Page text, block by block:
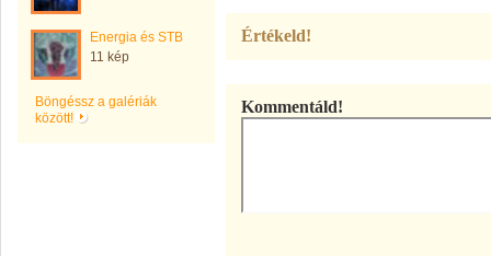
Energia és STB
11 kép
Böngéssz a galériák
között!
Értékeld!
Kommentáld!